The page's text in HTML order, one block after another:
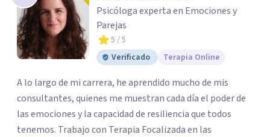
Psicóloga experta en Emociones y
Parejas
5 / 5
Verificado
Terapia Online
A lo largo de mi carrera, he aprendido mucho de mis
consultantes, quienes me muestran cada día el poder de
las emociones y la capacidad de resiliencia que todos
tenemos. Trabajo con Terapia Focalizada en las